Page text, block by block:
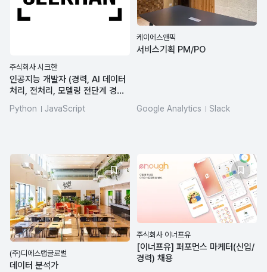
주식회사 시크한
인공지능 개발자 (경력, AI 데이터
처리, 전처리, 모델링 전단계 경험
Python
JavaScript
케이에스앤픽
서비스기획 PM/PO
Google Analytics
Slack
(주)디에스랩글로벌
데이터 분석가
주식회사 이너프유
[이너프유] 퍼포먼스 마케터(신입/
경력) 채용